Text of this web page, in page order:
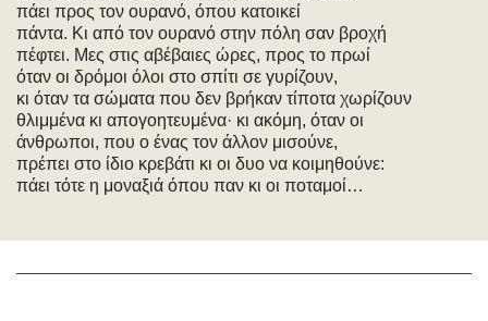
πάει προς τον ουρανό, όπου κατοικεί
πάντα. Κι από τον ουρανό στην πόλη σαν βροχή
πέφτει. Μες στις αβέβαιες ώρες, προς το πρωί
όταν οι δρόμοι όλοι στο σπίτι σε γυρίζουν,
κι όταν τα σώματα που δεν βρήκαν τίποτα χωρίζουν
θλιμμένα κι απογοητευμένα· κι ακόμη, όταν οι
άνθρωποι, που ο ένας τον άλλον μισούνε,
πρέπει στο ίδιο κρεβάτι κι οι δυο να κοιμηθούνε:
πάει τότε η μοναξιά όπου παν κι οι ποταμοί…